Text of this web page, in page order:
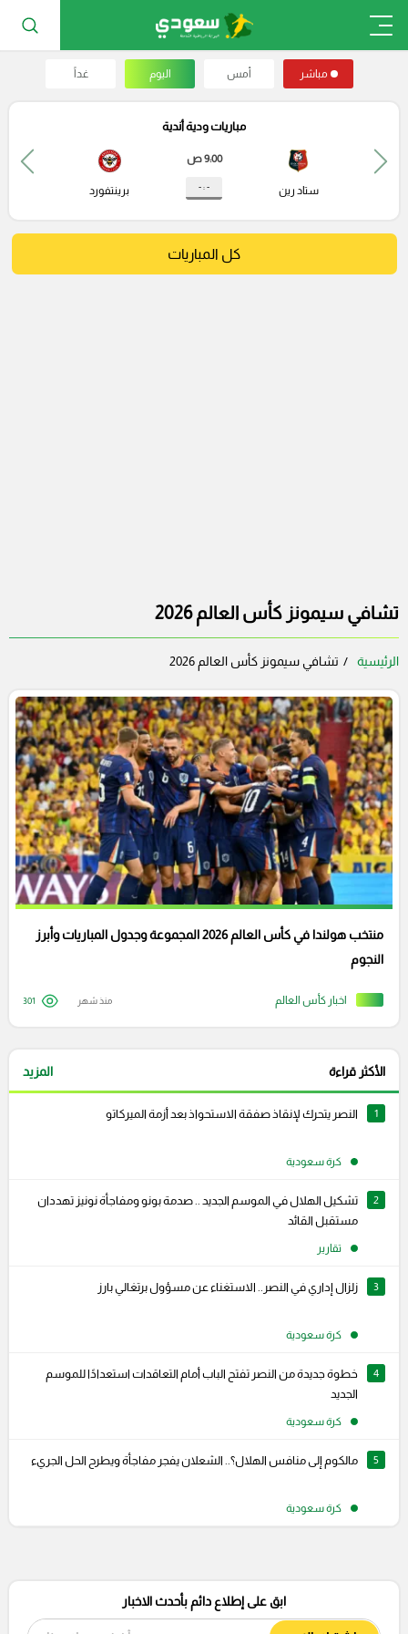
مباشر أمس اليوم غداً
مباريات ودية أندية
ستاد رين
9:00 ص
- : - برينتفورد
كل المباريات
تشافي سيمونز كأس العالم 2026
الرئيسية تشافي سيمونز كأس العالم 2026
اخبار كأس العالم
منتخب هولندا في كأس العالم 2026 المجموعة وجدول المباريات وأبرز
النجوم
منذ شهر 301
الأكثر قراءة المزيد
1 النصر يتحرك لإنقاذ صفقة الاستحواذ بعد أزمة الميركاتو
كرة سعودية
2
تشكيل الهلال في الموسم الجديد .. صدمة بونو ومفاجأة نونيز تهددان
مستقبل القائد
تقارير
3 زلزال إداري في النصر.. الاستغناء عن مسؤول برتغالي بارز
كرة سعودية
4
خطوة جديدة من النصر تفتح الباب أمام التعاقدات استعدادًا للموسم
الجديد
كرة سعودية
5 مالكوم إلى منافس الهلال؟.. الشعلان يفجر مفاجأة ويطرح الحل الجريء
كرة سعودية
ابق على إطلاع دائم بأحدث الاخبار